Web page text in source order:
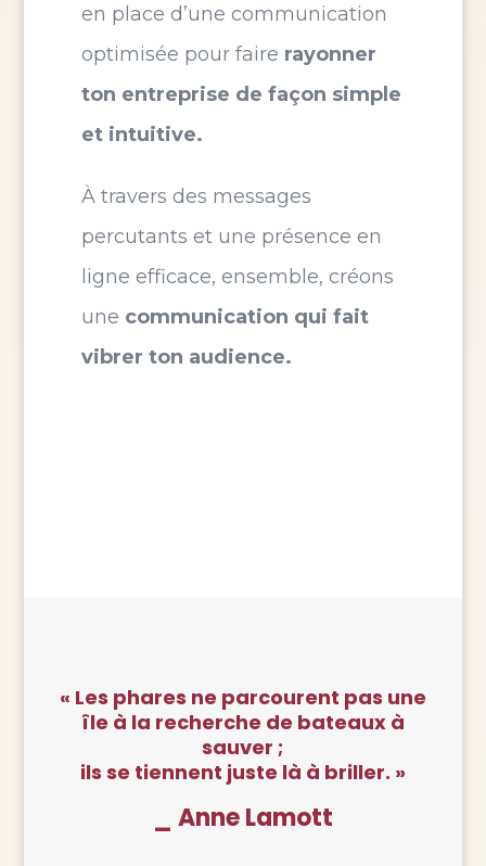
en place d’une communication
optimisée pour faire rayonner
ton entreprise de façon simple
et intuitive.
À travers des messages
percutants et une présence en
ligne efficace, ensemble, créons
une communication qui fait
vibrer ton audience.
« Les phares ne parcourent pas une
île à la recherche de bateaux à
sauver ;
ils se tiennent juste là à briller. »
_ Anne Lamott